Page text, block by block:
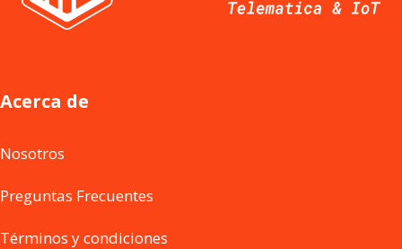
Acerca de
Nosotros
Preguntas Frecuentes
Términos y condiciones